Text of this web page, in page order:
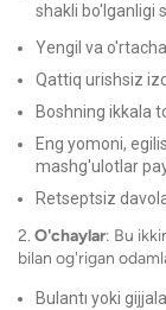
shakli bo'lganligi
Yengil va o'rtacha
Qattiq urishsiz
Boshning ikkala
Eng yomoni,
mashg'ulotlar
Retseptsiz
2. O'chaylar: Bu
bilan og'rigan
Bulantı yoki